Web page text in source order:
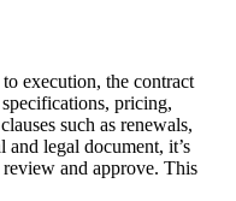
execution, the contract
pricing,
such as renewals,
and legal document, it’s
review and approve. This